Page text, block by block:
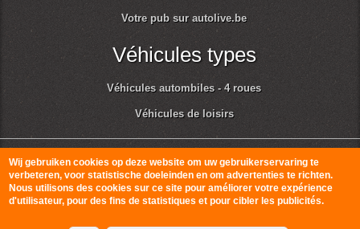
Votre pub sur autolive.be
Véhicules types
Véhicules autombiles - 4 roues
Véhicules de loisirs
© Autolive 2010-2026Conditions générales d'utilisation et respect de la vie
privée
Wij gebruiken cookies op deze website om uw gebruikerservaring te
verbeteren, voor statistische doeleinden en om advertenties te richten.
Nous utilisons des cookies sur ce site pour améliorer votre expérience
d'utilisateur, pour des fins de statistiques et pour cibler les publicités.